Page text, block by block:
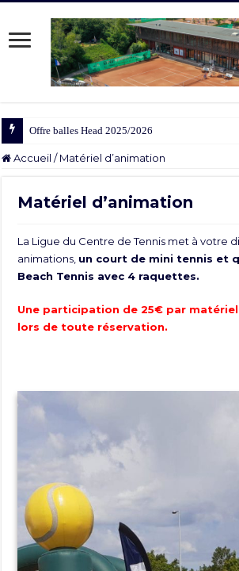
Offre balles Head 2025/2026
Accueil / Matériel d’animation
Matériel d’animation
La Ligue du Centre de Tennis met à votre
animations, un court de mini tennis et
Beach Tennis avec 4 raquettes.
Une participation de 25€ par
lors de toute réservation.